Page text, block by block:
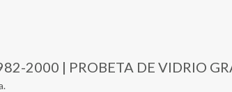
2000 | PROBETA DE VIDRIO